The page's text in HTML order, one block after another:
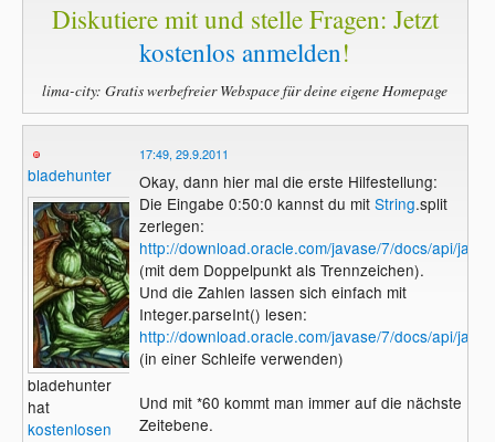
Diskutiere mit und stelle Fragen: Jetzt
kostenlos anmelden!
lima-city: Gratis werbefreier Webspace für deine eigene Homepage
bladehunter
bladehunter
hat
kostenlosen
17:49, 29.9.2011
Okay, dann hier mal die erste Hilfestellung:
Die Eingabe 0:50:0 kannst du mit String.split
zerlegen:
http://download.oracle.com/javase/7/docs/api/
(mit dem Doppelpunkt als Trennzeichen).
Und die Zahlen lassen sich einfach mit
Integer.parseInt() lesen:
http://download.oracle.com/javase/7/docs/api/
(in einer Schleife verwenden)
Und mit *60 kommt man immer auf die nächste
Zeitebene.